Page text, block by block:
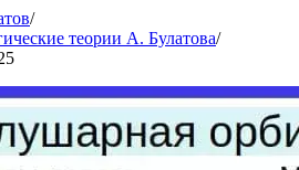
теории А. Булатова